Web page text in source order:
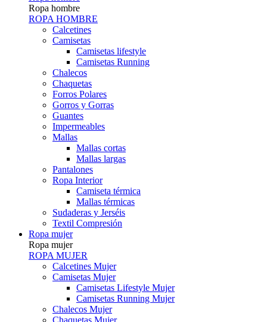
Ropa hombre
ROPA HOMBRE
Calcetines
Camisetas
Camisetas lifestyle
Camisetas Running
Chalecos
Chaquetas
Forros Polares
Gorros y Gorras
Guantes
Impermeables
Mallas
Mallas cortas
Mallas largas
Pantalones
Ropa Interior
Camiseta térmica
Mallas térmicas
Sudaderas y Jerséis
Textil Compresión
Ropa mujer
Ropa mujer
ROPA MUJER
Calcetines Mujer
Camisetas Mujer
Camisetas Lifestyle Mujer
Camisetas Running Mujer
Chalecos Mujer
Chaquetas Mujer